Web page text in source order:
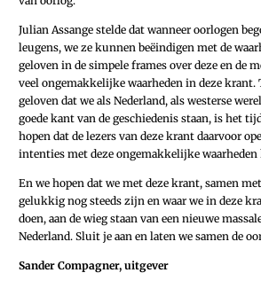
Julian Assange stelde dat wanneer oorlogen
leugens, we ze kunnen beëindigen met de
geloven in de simpele frames over deze en de
veel ongemakkelijke waarheden in deze
geloven dat we als Nederland, als westerse
goede kant van de geschiedenis staan, is het
hopen dat de lezers van deze krant daarvoor
intenties met deze ongemakkelijke waarheden
En we hopen dat we met deze krant, samen
gelukkig nog steeds zijn en waar we in deze
doen, aan de wieg staan van een nieuwe
Nederland. Sluit je aan en laten we samen de
Sander Compagner, uitgever